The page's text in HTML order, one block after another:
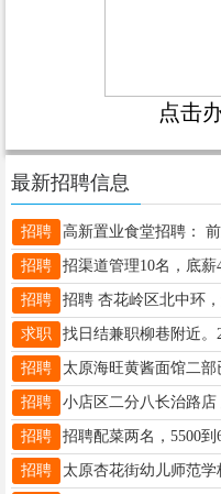
点击
最新招聘信息
招聘
招聘
招聘
求职
招聘
招聘
招聘
招聘